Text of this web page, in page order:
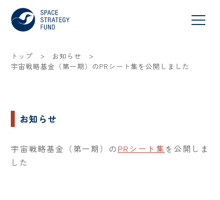
トップ > お知らせ
>
宇宙戦略基金（第一期）のPRシート集を公開しました
お知らせ
宇宙戦略基金（第一期）の PRシート集を公開しま
した